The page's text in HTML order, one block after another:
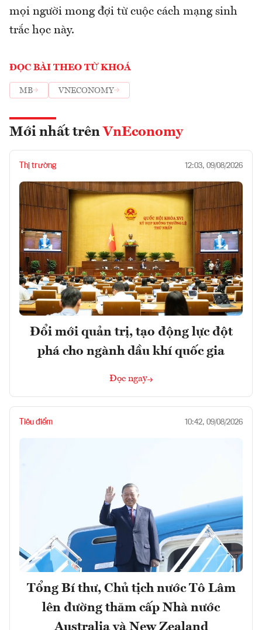
mọi người mong đợi từ cuộc cách mạng sinh
trắc học này.
ĐỌC BÀI THEO TỪ KHOÁ
MB VNECONOMY
Mới nhất trên VnEconomy
Thị trường 12:03, 09/08/2026
Đổi mới quản trị, tạo động lực đột
phá cho ngành dầu khí quốc gia
Đọc ngay
Tiêu điểm 10:42, 09/08/2026
Tổng Bí thư, Chủ tịch nước Tô Lâm
lên đường thăm cấp Nhà nước
Australia và New Zealand